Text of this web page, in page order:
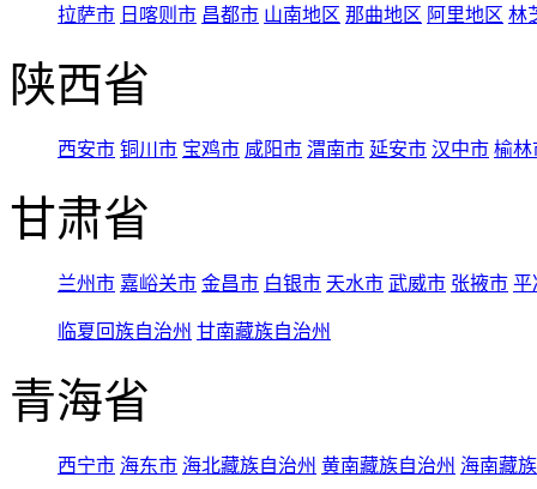
拉萨市 日喀则市 昌都市 山南地区 那曲地区 阿里地区 林
陕西省
西安市 铜川市 宝鸡市 咸阳市 渭南市 延安市 汉中市 榆林
甘肃省
兰州市 嘉峪关市 金昌市 白银市 天水市 武威市 张掖市 平
临夏回族自治州 甘南藏族自治州
青海省
西宁市 海东市 海北藏族自治州 黄南藏族自治州 海南藏